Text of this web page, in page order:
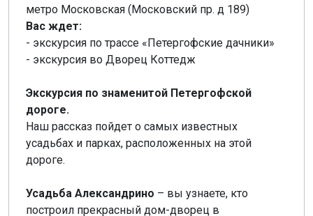
метро Московская (Московский пр. д 189)
Вас ждет:
- экскурсия по трассе «Петергофские дачники»
- экскурсия во Дворец Коттедж
Экскурсия по знаменитой Петергофской
дороге.
Наш рассказ пойдет о самых известных
усадьбах и парках, расположенных на этой
дороге.
Усадьба Александрино – вы узнаете, кто
построил прекрасный дом-дворец в